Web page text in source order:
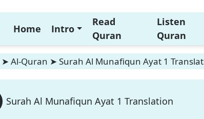
Home Intro
Read
Quran
Listen
Quran
➤ Al-Quran ➤ Surah Al Munafiqun Ayat 1
Surah Al Munafiqun Ayat 1 Translation